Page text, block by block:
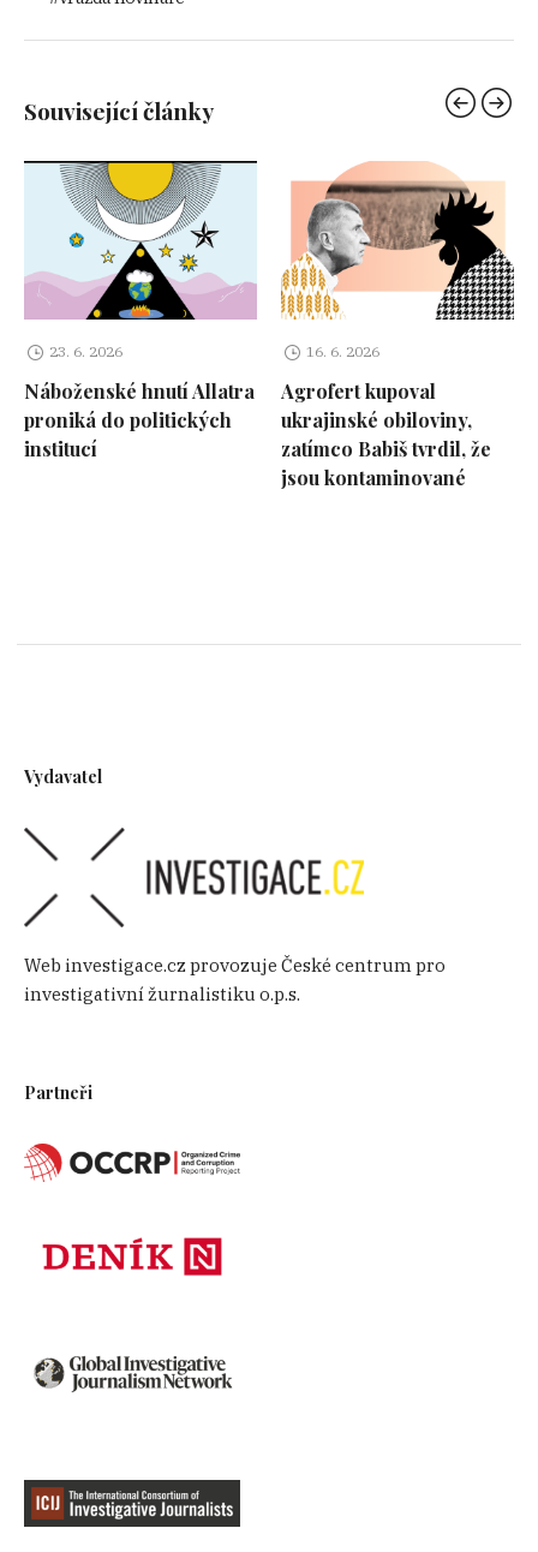
Související články
23. 6. 2026
Náboženské hnutí Allatra
proniká do politických
institucí
16. 6. 2026
Agrofert kupoval
ukrajinské obiloviny,
zatímco Babiš tvrdil, že
jsou kontaminované
Vydavatel
Web investigace.cz provozuje České centrum pro
investigativní žurnalistiku o.p.s.
Partneři